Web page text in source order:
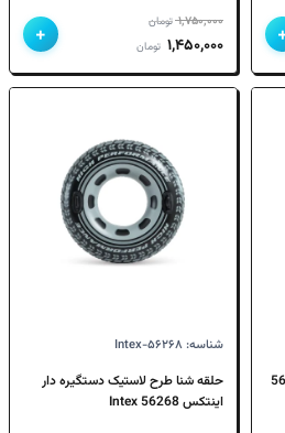
۱,۷۵۰,۰۰۰ تومان
قیمت
اصلی
۱,۷۵۰,۰۰۰ تومان
۱,۴۵۰,۰۰۰ تومانقیمت
فعلی
۱,۴۵۰,۰۰۰ تومان
+
56265
شناسه: Intex-۵۶۲۶۸
حلقه شنا طرح لاستیک دستگیره دار
اینتکس 56268 Intex